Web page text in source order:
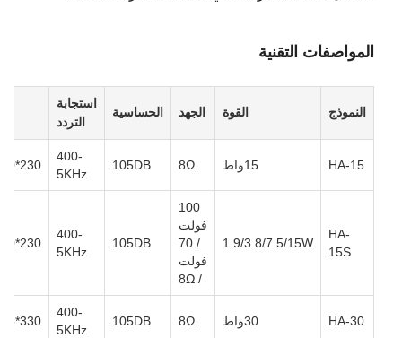
المواصفات التقنية
النموذج القوة الجهد الحساسية
استجابة
التردد
HA-15 15واط 8Ω
105DB
400-
5KHz
HA-
15S
1.9/3.8/7.5/15W
100
فولت
/ 70
فولت
/ 8Ω
105DB
400-
5KHz
HA-30 30واط 8Ω
105DB
400-
5KHz